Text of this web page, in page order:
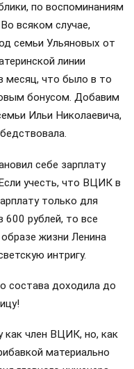
по воспоминаниям
всяком случае,
семьи Ульяновых от
линии
месяц, что было в то
бонусом. Добавим
Ильи Николаевича,
себе зарплату
учесть, что ВЦИК в
только для
рублей, то все
жизни Ленина
интригу.
состава доходила до
как член ВЦИК, но, как
материально